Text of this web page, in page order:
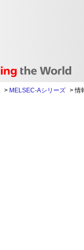
> MELSEC-Aシリーズ >情